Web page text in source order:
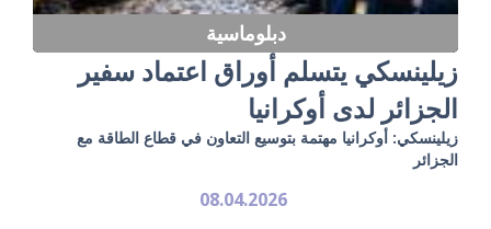
دبلوماسية
زيلينسكي يتسلم أوراق اعتماد سفير
الجزائر لدى أوكرانيا
زيلينسكي: أوكرانيا مهتمة بتوسيع التعاون في قطاع الطاقة مع
الجزائر
08.04.2026